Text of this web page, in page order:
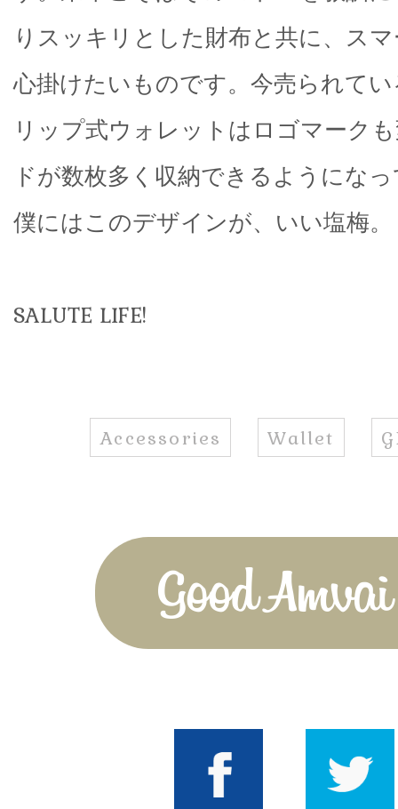
りスッキリとした財布と共に、ス
心掛けたいものです。今売られて
リップ式ウォレットはロゴマーク
ドが数枚多く収納できるようにな
僕にはこのデザインが、いい塩梅。
SALUTE LIFE!
Accessories Wallet